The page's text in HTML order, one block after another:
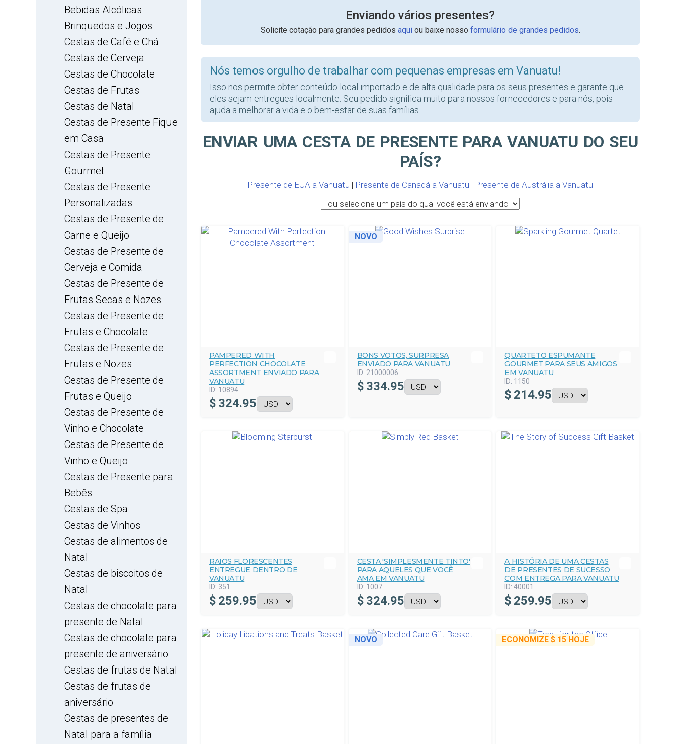
Bebidas Alcólicas
Brinquedos e Jogos
Cestas de Café e Chá
Cestas de Cerveja
Cestas de Chocolate
Cestas de Frutas
Cestas de Natal
Cestas de Presente Fique
em Casa
Cestas de Presente
Gourmet
Cestas de Presente
Personalizadas
Cestas de Presente de
Carne e Queijo
Cestas de Presente de
Cerveja e Comida
Cestas de Presente de
Frutas Secas e Nozes
Cestas de Presente de
Frutas e Chocolate
Cestas de Presente de
Frutas e Nozes
Cestas de Presente de
Frutas e Queijo
Cestas de Presente de
Vinho e Chocolate
Cestas de Presente de
Vinho e Queijo
Cestas de Presente para
Bebês
Cestas de Spa
Cestas de Vinhos
Cestas de alimentos de
Natal
Cestas de biscoitos de
Natal
Cestas de chocolate para
presente de Natal
Cestas de chocolate para
presente de aniversário
Cestas de frutas de Natal
Cestas de frutas de
aniversário
Cestas de presentes de
Natal para a família
Enviando vários presentes?
Solicite cotação para grandes pedidos aquiou baixe nosso formulário de grandes pedidos.
Nós temos orgulho de trabalhar com pequenas empresas em Vanuatu!
Isso nos permite obter conteúdo local importado e de alta qualidade para os seus presentes e garante que
eles sejam entregues localmente. Seu pedido significa muito para nossos fornecedores e para nós, pois
ajuda a melhorar a vida e o bem-estar de suas famílias.
ENVIAR UMA CESTA DE PRESENTE PARA VANUATU DO SEU
PAÍS?
Presente de EUA a Vanuatu | Presente de Canadá a Vanuatu | Presente de Austrália a Vanuatu
PAMPERED WITH
PERFECTION CHOCOLATE
ASSORTMENT ENVIADO PARA
VANUATU
ID: 10894
$ 324.95
NOVO
BONS VOTOS, SURPRESA
ENVIADO PARA VANUATU
ID: 21000006
$ 334.95
QUARTETO ESPUMANTE
GOURMET PARA SEUS AMIGOS
EM VANUATU
ID: 1150
$ 214.95
RAIOS FLORESCENTES
ENTREGUE DENTRO DE
VANUATU
ID: 351
$ 259.95
CESTA 'SIMPLESMENTE TINTO'
PARA AQUELES QUE VOCÊ
AMA EM VANUATU
ID: 1007
$ 324.95
A HISTÓRIA DE UMA CESTAS
DE PRESENTES DE SUCESSO
COM ENTREGA PARA VANUATU
ID: 40001
$ 259.95
NOVO ECONOMIZE$ 15 HOJE